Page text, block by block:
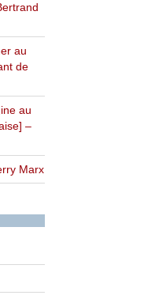
au
de
au
–
Marx